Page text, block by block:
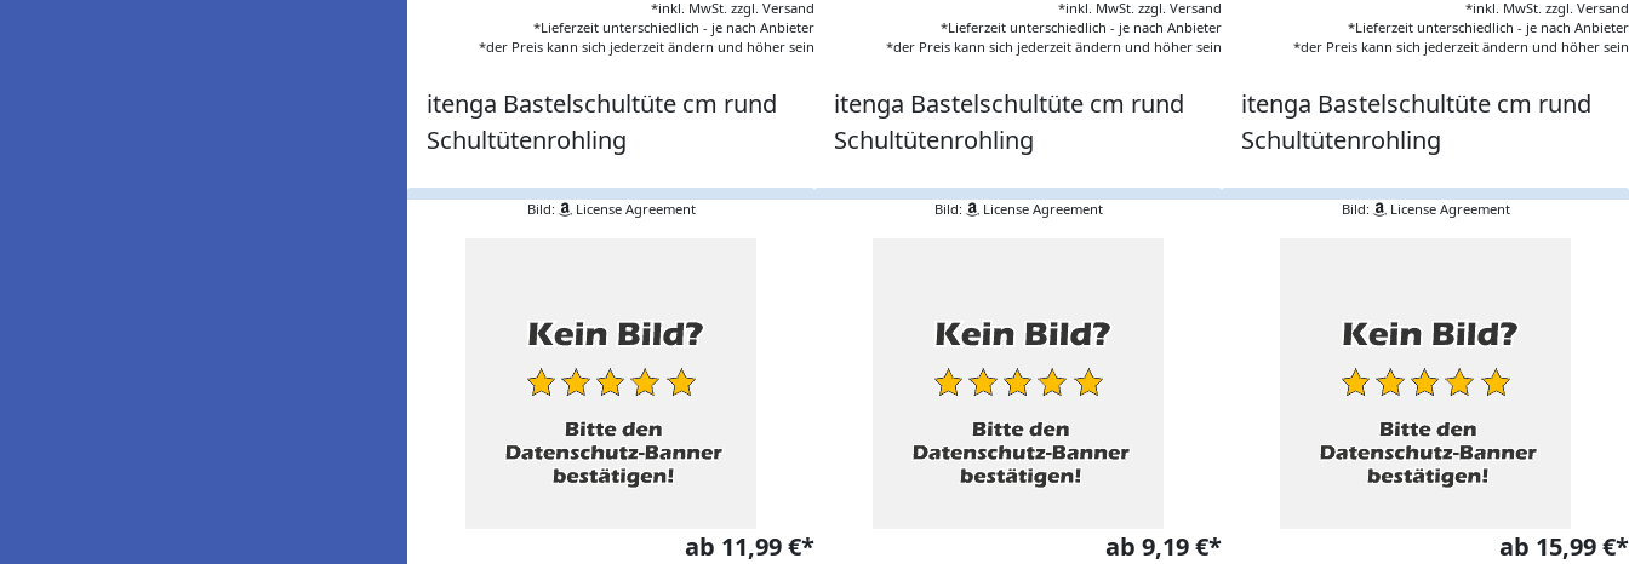
*inkl. MwSt. zzgl. Versand
*Lieferzeit unterschiedlich - je nach Anbieter
*der Preis kann sich jederzeit ändern und höher sein
itenga Bastelschultüte cm rund
Schultütenrohling
*inkl. MwSt. zzgl. Versand
*Lieferzeit unterschiedlich - je nach Anbieter
*der Preis kann sich jederzeit ändern und höher sein
itenga Bastelschultüte cm rund
Schultütenrohling
*inkl. MwSt. zzgl. Versand
*Lieferzeit unterschiedlich - je nach Anbieter
*der Preis kann sich jederzeit ändern und höher sein
itenga Bastelschultüte cm rund
Schultütenrohling
Bild: License Agreement
ab 11,99 €*
Bild: License Agreement
ab 9,19 €*
Bild: License Agreement
ab 15,99 €*